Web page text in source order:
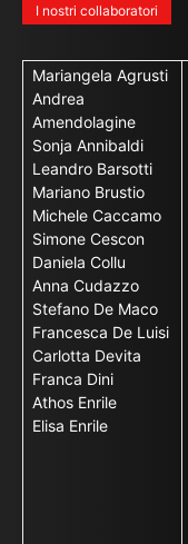
I nostri collaboratori
Mariangela Agrusti
Andrea
Amendolagine
Sonja Annibaldi
Leandro Barsotti
Mariano Brustio
Michele Caccamo
Simone Cescon
Daniela Collu
Anna Cudazzo
Stefano De Maco
Francesca De Luisi
Carlotta Devita
Franca Dini
Athos Enrile
Elisa Enrile